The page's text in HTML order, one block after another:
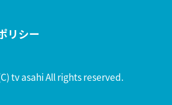
リシー
tv asahi All rights reserved.